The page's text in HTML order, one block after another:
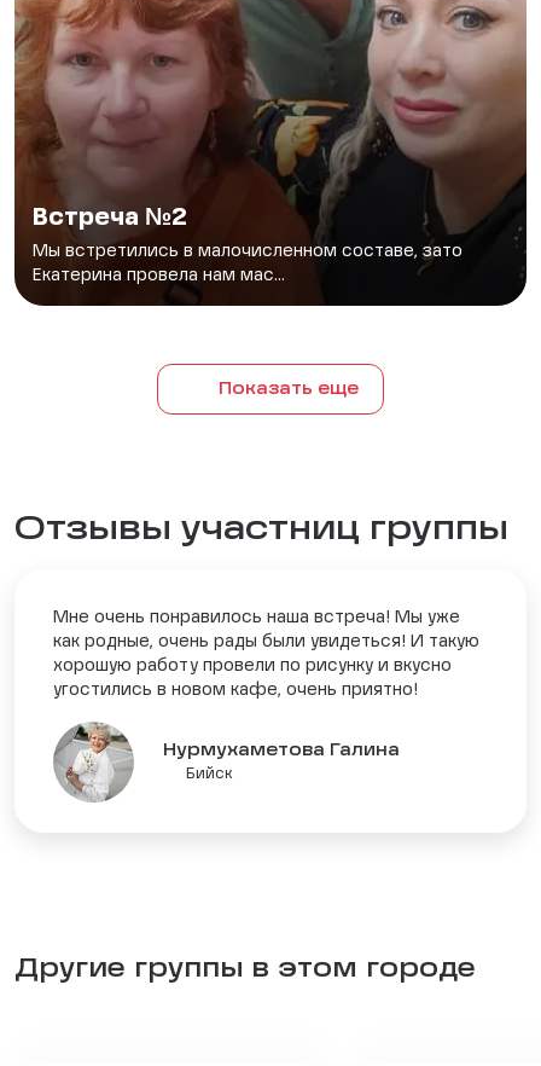
Встреча №2
Мы встретились в малочисленном составе, зато
Екатерина провела нам мас...
Показать еще
Отзывы участниц группы
Мне очень понравилось наша встреча! Мы уже
как родные, очень рады были увидеться! И такую
хорошую работу провели по рисунку и вкусно
угостились в новом кафе, очень приятно!
Нурмухаметова Галина
Бийск
Другие группы в этом городе